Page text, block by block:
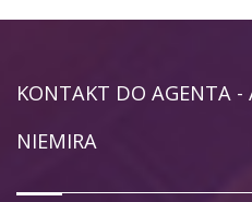
KONTAKT DO AGENTA -
NIEMIRA